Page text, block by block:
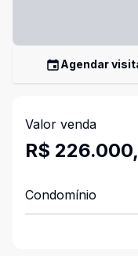
Agendar
Valor venda
R$
Condomínio